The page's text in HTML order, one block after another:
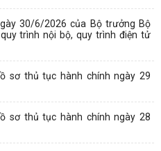
30/6/2026 của Bộ trưởng Bộ
trình nội bộ, quy trình điện tử
sơ thủ tục hành chính ngày 29
sơ thủ tục hành chính ngày 28